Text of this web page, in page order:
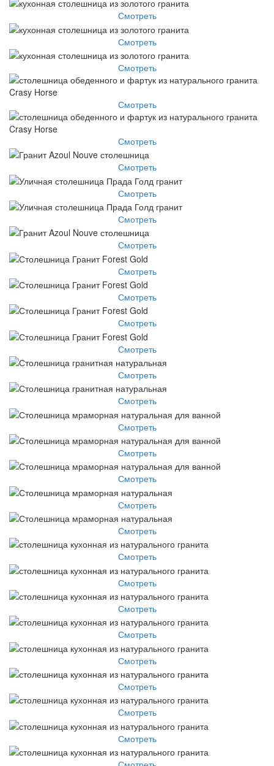
Смотреть
Смотреть
Смотреть
Смотреть
Смотреть
Смотреть
Смотреть
Смотреть
Смотреть
Смотреть
Смотреть
Смотреть
Смотреть
Смотреть
Смотреть
Смотреть
Смотреть
Смотреть
Смотреть
Смотреть
Смотреть
Смотреть
Смотреть
Смотреть
Смотреть
Смотреть
Смотреть
Смотреть